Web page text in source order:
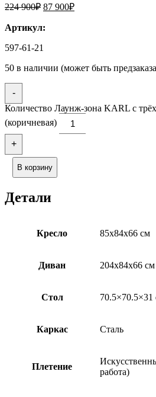
224 900₽ 87 900₽
Артикул:
597-61-21
50 в наличии (может быть
-
Количество Лаунж-зона KARL с
(коричневая)
+
В корзину
Детали
Кресло 85x84x66 см
Диван 204x84x66 см
Стол 70.5×70.5×31
Каркас Сталь
Плетение
работа)